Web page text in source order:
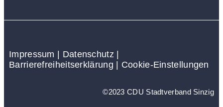
Impressum Datenschutz
Barrierefreiheitserklärung
Cookie-Einstellungen
©2023 CDU Stadtverband Sinzig